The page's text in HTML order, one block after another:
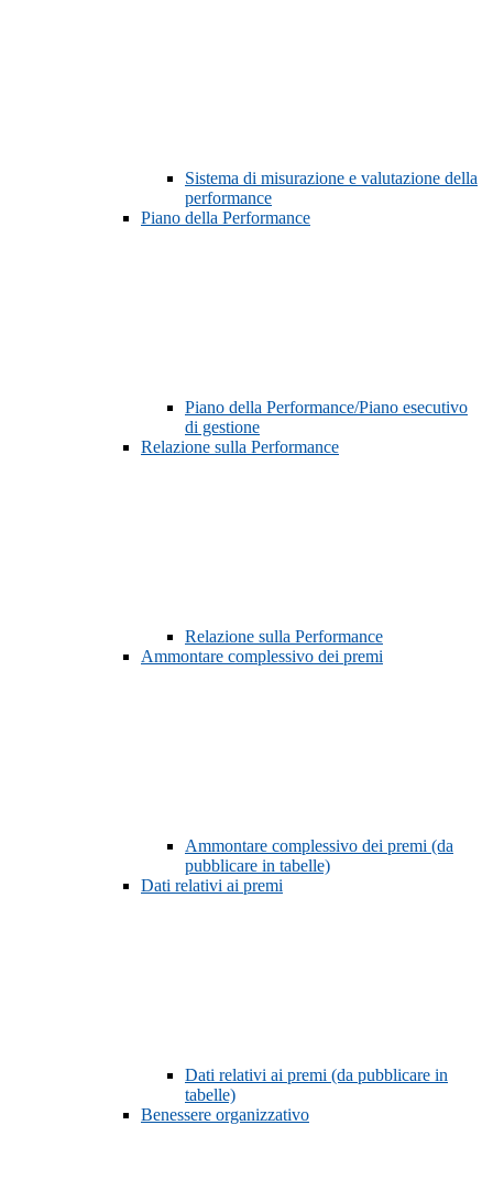
Sistema di misurazione e valutazione della
performance
Piano della Performance
Piano della Performance/Piano esecutivo
di gestione
Relazione sulla Performance
Relazione sulla Performance
Ammontare complessivo dei premi
Ammontare complessivo dei premi (da
pubblicare in tabelle)
Dati relativi ai premi
Dati relativi ai premi (da pubblicare in
tabelle)
Benessere organizzativo